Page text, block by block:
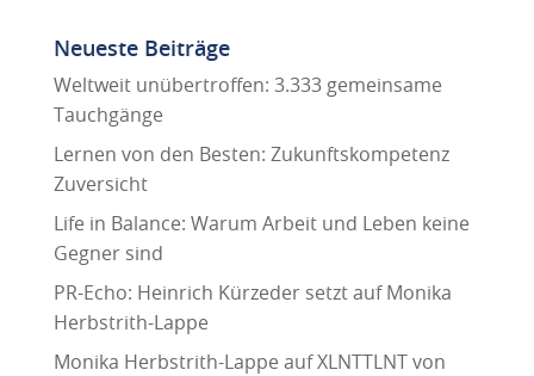
Neueste Beiträge
Weltweit unübertroffen: 3.333 gemeinsame
Tauchgänge
Lernen von den Besten: Zukunftskompetenz
Zuversicht
Life in Balance: Warum Arbeit und Leben keine
Gegner sind
PR-Echo: Heinrich Kürzeder setzt auf Monika
Herbstrith-Lappe
Monika Herbstrith-Lappe auf XLNTTLNT von